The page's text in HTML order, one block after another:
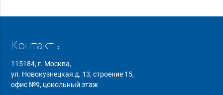
Контакты
115184, г. Москва,
ул. Новокузнецкая д. 13, строение 15,
офис №9, цокольный этаж